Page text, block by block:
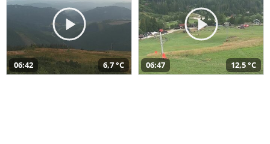
06:42 6,7 °C 06:47 12,5 °C